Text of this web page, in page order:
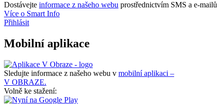
Dostávejte informace z našeho webu prostřednictvím SMS a e-mailů
Více o Smart Info
Přihlásit
Mobilní aplikace
Sledujte informace z našeho webu v mobilní aplikaci –
V OBRAZE.
Volně ke stažení: